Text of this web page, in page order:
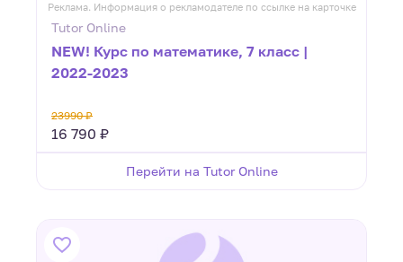
Реклама. Информация о рекламодателе по ссылке на карточке
Tutor Online
NEW! Курс по математике, 7 класс |
2022-2023
23990 ₽
16 790 ₽
Перейти на Tutor Online